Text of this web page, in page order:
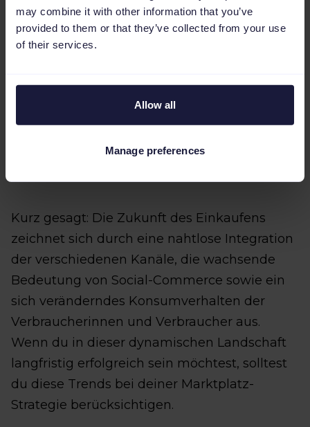
may combine it with other information that you’ve
provided to them or that they’ve collected from your use
of their services.
Allow all
Manage preferences
Transaktionen in virtuellen Umgebungen wie
dem Metaverse nehmen rasant zu.
Kurz gesagt: Die Zukunft des Einkaufens
zeichnet sich durch eine nahtlose Integration
der verschiedenen Kanäle, die wachsende
Bedeutung von Social-Commerce sowie ein
sich veränderndes Konsumverhalten der
Verbraucherinnen und Verbraucher aus.
Wenn du in dieser dynamischen Landschaft
langfristig erfolgreich sein möchtest, solltest
du diese Trends bei deiner Marktplatz-
Strategie berücksichtigen.